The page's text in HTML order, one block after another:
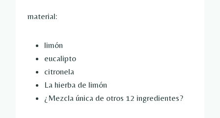
material:
limón
eucalipto
citronela
La hierba de limón
¿Mezcla única de otros 12 ingredientes?